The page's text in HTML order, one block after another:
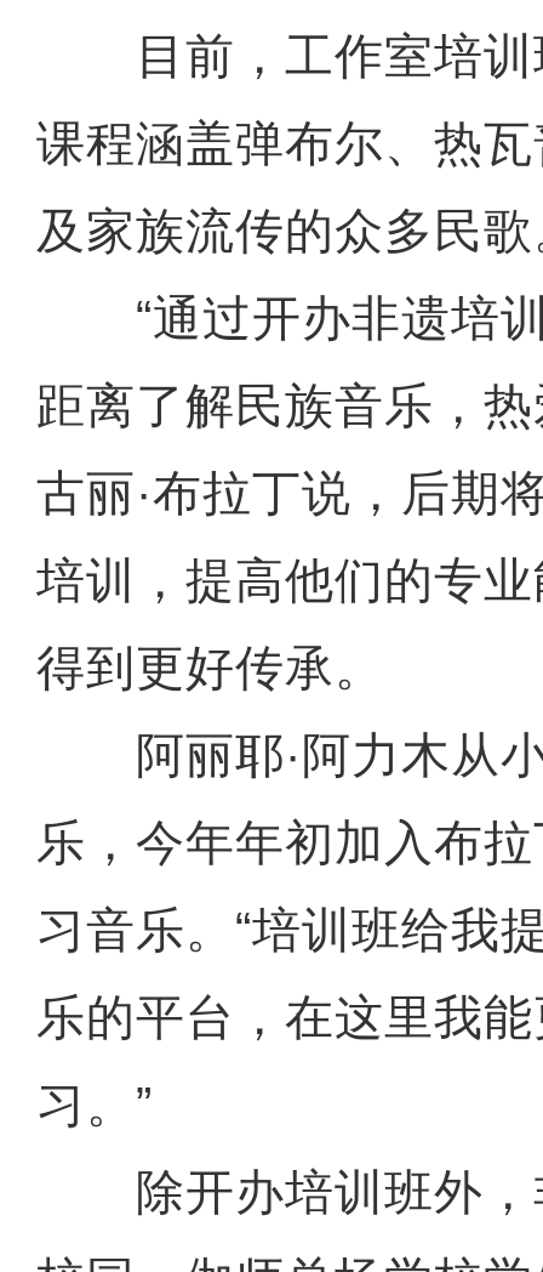
目前，工作室培训
课程涵盖弹布尔、热
及家族流传的众多民
“通过开办非遗培训
距离了解民族音乐，
古丽·布拉丁说，后期
培训，提高他们的专
得到更好传承。
阿丽耶·阿力木从小
乐，今年年初加入布
习音乐。“培训班给我
乐的平台，在这里我
习。”
除开办培训班外，